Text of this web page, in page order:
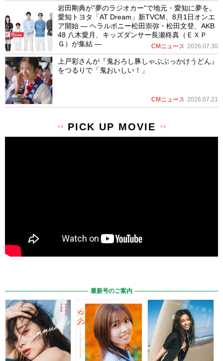
岩田剛典が”夢のラジオカー”で地元・愛知に夢を。
愛知トヨタ「AT Dream」新TVCM、8月1日オンエ
ア開始 ― ヘラルボニー松田崇弥・松田文登、AKB
48 八木愛月、キッズダンサー長瀬柊真（ＥＸＰ
Ｇ）が集結 ―
CMニュース 2026.07.30
上戸彩さんが『鬼おろし豚しゃぶぶっかけうどん』
をつるりで「鬼おいしい！」
CMニュース 2026.07.21
PICK UP MOVIE
最新号のご案内